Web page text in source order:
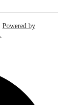
Powered by